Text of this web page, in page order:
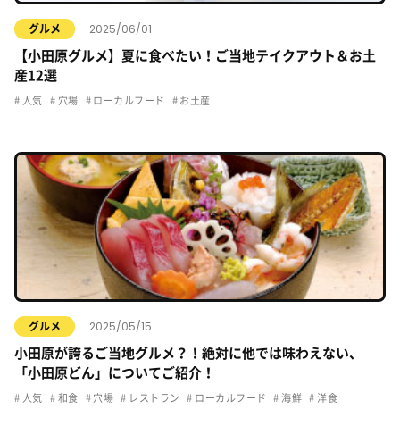
グルメ 2025/06/01
【小田原グルメ】夏に食べたい！ご当地テイクアウト＆お土
産12選
人気 穴場 ローカルフード お土産
グルメ 2025/05/15
小田原が誇るご当地グルメ？！絶対に他では味わえない、
「小田原どん」についてご紹介！
人気 和食 穴場 レストラン ローカルフード 海鮮 洋食